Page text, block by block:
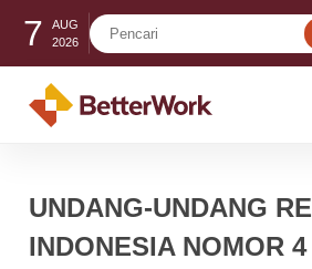
7
AUG
2026
UNDANG-UNDANG
INDONESIA NOMOR